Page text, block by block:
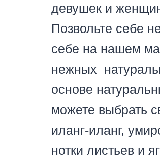
девушек и
Позвольте себе
себе на нашем
нежных
основе
можете выбрать
иланг-иланг,
нотки листьев и